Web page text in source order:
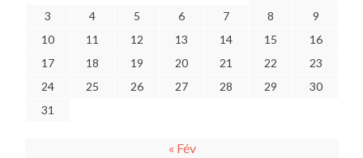
3
4 5 6 7 8
9
10
11 12 13 14 15
16
17
18 19 20 21 22
23
24
25 26 27 28 29
30
31
« Fév